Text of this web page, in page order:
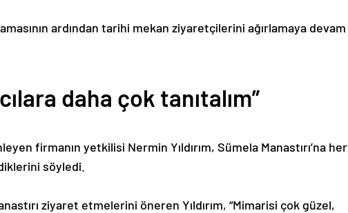
ardından tarihi mekan ziyaretçilerini ağırlamaya devam
daha çok tanıtalım”
firmanın yetkilisi Nermin Yıldırım, Sümela Manastırı’na her
söyledi.
ziyaret etmelerini öneren Yıldırım, “Mimarisi çok güzel,